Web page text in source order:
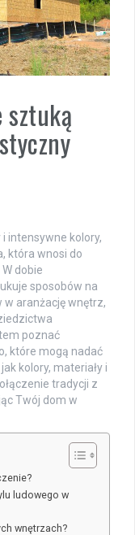
intensywne kolory,
która wnosi do
dobie
sposobów na
aranżację wnętrz,
poznać
które mogą nadać
kolory, materiały i
tradycji z
Twój dom w
ludowego w
wnętrzach?